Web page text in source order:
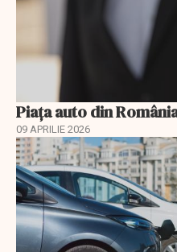
Piața auto din
09 APRILIE 2026